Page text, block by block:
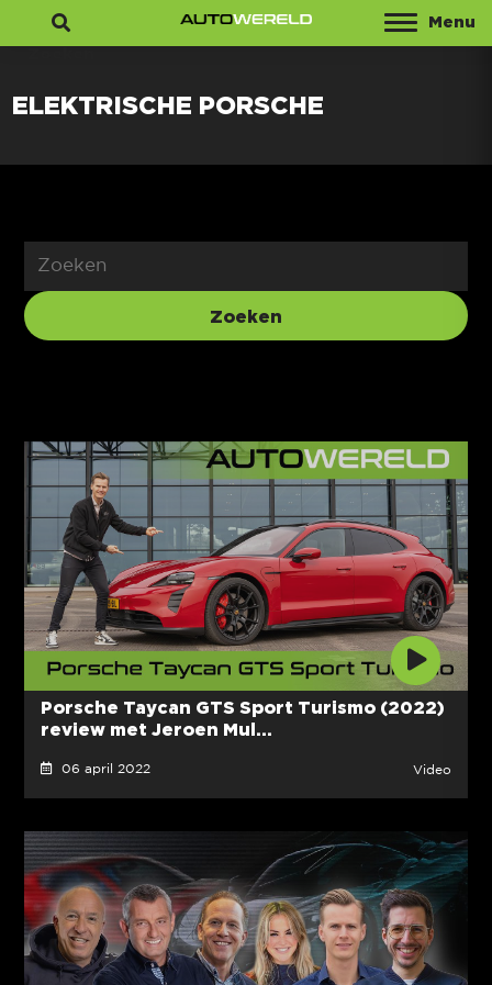
Menu
ELEKTRISCHE PORSCHE
Porsche Taycan GTS Sport Turismo (2022)
review met Jeroen Mul...
06 april 2022 Video